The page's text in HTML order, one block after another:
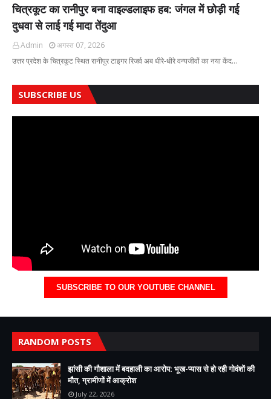
चित्रकूट का रानीपुर बना वाइल्डलाइफ हब: जंगल में छोड़ी गई
दुधवा से लाई गई मादा तेंदुआ
Admin
अगस्त 07, 2026
उत्तर प्रदेश के चित्रकूट स्थित रानीपुर टाइगर रिजर्व अब धीरे-धीरे वन्यजीवों का नया केंद…
SUBSCRIBE US
SUBSCRIBE TO OUR YOUTUBE CHANNEL
RANDOM POSTS
झांसी की गौशाला में बदहाली का आरोप: भूख-प्यास से हो रही गोवंशों की
मौत, ग्रामीणों में आक्रोश
July 22, 2026